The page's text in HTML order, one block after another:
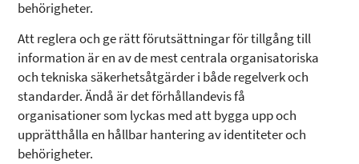
behörigheter.
Att reglera och ge rätt förutsättningar för tillgång till
information är en av de mest centrala organisatoriska
och tekniska säkerhetsåtgärder i både regelverk och
standarder. Ändå är det förhållandevis få
organisationer som lyckas med att bygga upp och
upprätthålla en hållbar hantering av identiteter och
behörigheter.